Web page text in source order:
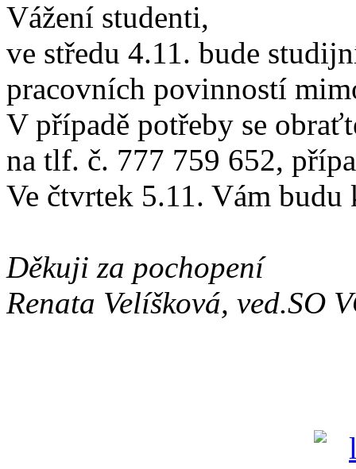
Vážení studenti,
ve středu 4.11. bude
pracovních povinností
V případě potřeby se
na tlf. č. 777 759 652,
Ve čtvrtek 5.11. Vám
Děkuji za pochopení
Renata Velíšková, ved.SO